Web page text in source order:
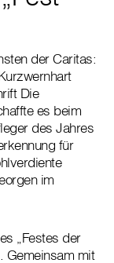
der Caritas:
Die
es beim
des Jahres
für
im
„Festes der
Gemeinsam mit